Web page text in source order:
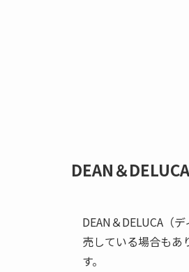
DEAN＆
DEAN＆DELUCA（
売している場合もあ
す。